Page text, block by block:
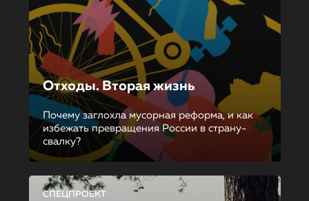
Отходы. Вторая жизнь
Почему заглохла мусорная реформа, и как
избежать превращения России в страну-
свалку?
СПЕЦПРОЕКТ